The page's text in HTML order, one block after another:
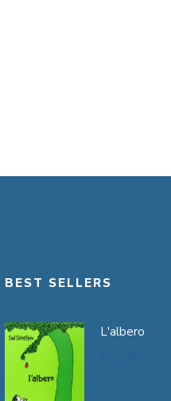
BEST SELLERS
L'albero